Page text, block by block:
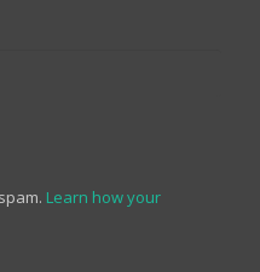
Learn how your